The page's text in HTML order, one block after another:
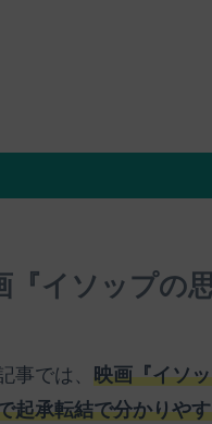
『イソップの
事では、 映画『イソ
起承転結で分かりや